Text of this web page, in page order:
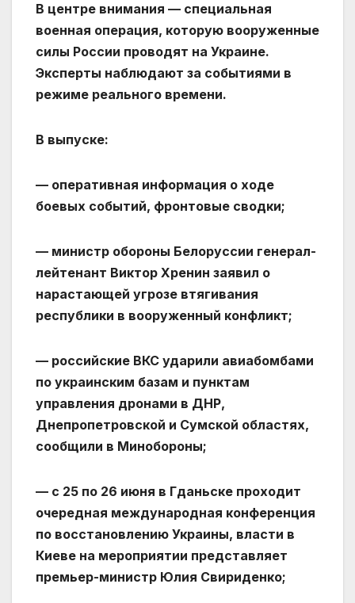
В центре внимания — специальная
военная операция, которую вооруженные
силы России проводят на Украине.
Эксперты наблюдают за событиями в
режиме реального времени.
В выпуске:
— оперативная информация о ходе
боевых событий, фронтовые сводки;
— министр обороны Белоруссии генерал-
лейтенант Виктор Хренин заявил о
нарастающей угрозе втягивания
республики в вооруженный конфликт;
— российские ВКС ударили авиабомбами
по украинским базам и пунктам
управления дронами в ДНР,
Днепропетровской и Сумской областях,
сообщили в Минобороны;
— с 25 по 26 июня в Гданьске проходит
очередная международная конференция
по восстановлению Украины, власти в
Киеве на мероприятии представляет
премьер-министр Юлия Свириденко;